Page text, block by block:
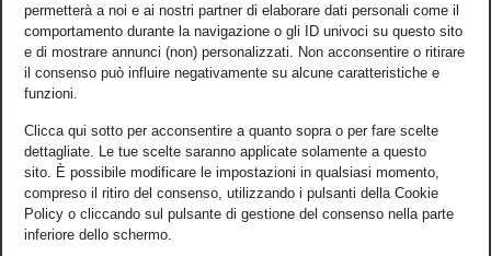
permetterà a noi e ai nostri partner di elaborare dati personali come il
comportamento durante la navigazione o gli ID univoci su questo sito
e di mostrare annunci (non) personalizzati. Non acconsentire o ritirare
il consenso può influire negativamente su alcune caratteristiche e
funzioni.
Clicca qui sotto per acconsentire a quanto sopra o per fare scelte
dettagliate. Le tue scelte saranno applicate solamente a questo
sito. È possibile modificare le impostazioni in qualsiasi momento,
compreso il ritiro del consenso, utilizzando i pulsanti della Cookie
Policy o cliccando sul pulsante di gestione del consenso nella parte
inferiore dello schermo.